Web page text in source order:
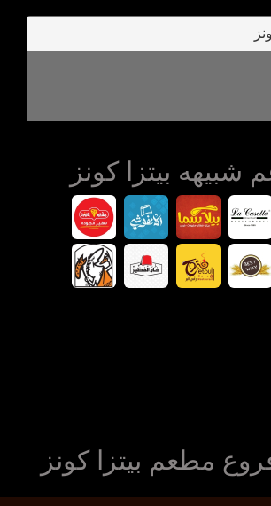
شبيهه بيتزا كونز
مطعم بيتزا كونز